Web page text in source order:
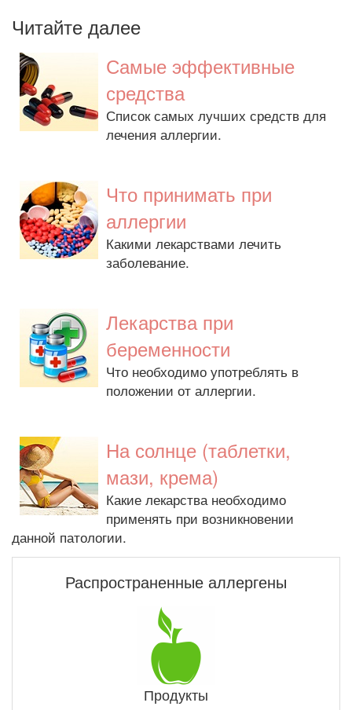
Читайте далее
Самые эффективные
средства
Список самых лучших средств для
лечения аллергии.
Что принимать при
аллергии
Какими лекарствами лечить
заболевание.
Лекарства при
беременности
Что необходимо употреблять в
положении от аллергии.
На солнце (таблетки,
мази, крема)
Какие лекарства необходимо
применять при возникновении
данной патологии.
Распространенные аллергены
Продукты